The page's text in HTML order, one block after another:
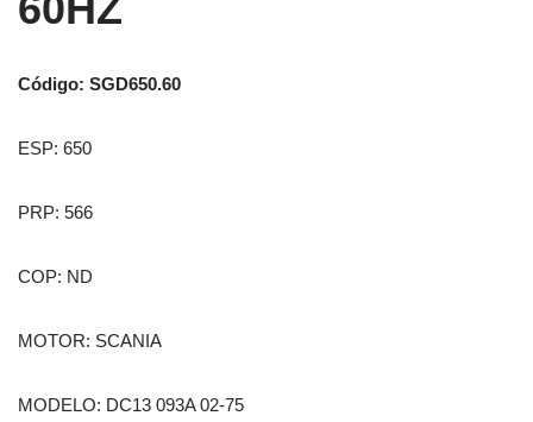
Código: SGD650.60
ESP: 650
PRP: 566
COP: ND
MOTOR: SCANIA
MODELO: DC13 093A 02-75